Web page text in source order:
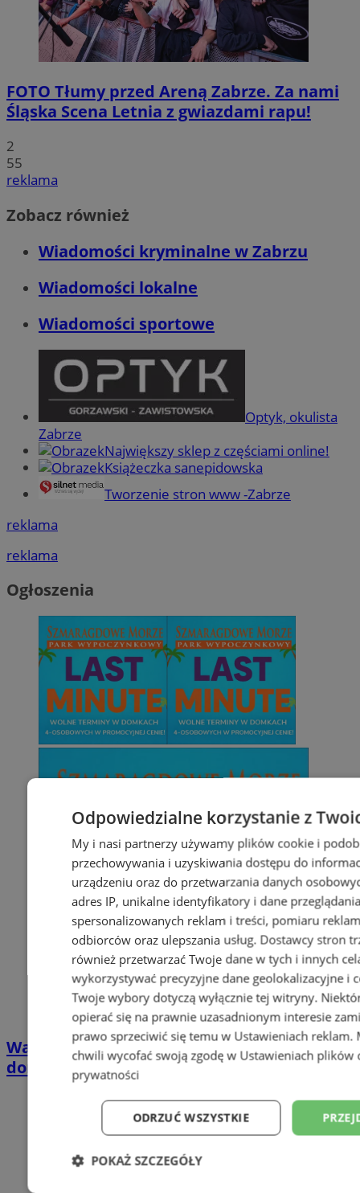
FOTO Tłumy przed Areną Zabrze. Za nami
Śląska Scena Letnia z gwiazdami rapu!
2
55
reklama
Zobacz również
Wiadomości kryminalne w Zabrzu
Wiadomości lokalne
Wiadomości sportowe
Optyk, okulista
Zabrze
Największy sklep z częściami online!
Książeczka sanepidowska
Tworzenie stron www -Zabrze
reklama
reklama
Ogłoszenia
Wakacyjny wypoczynek nad Bałtykiem w
domkach Szmaragdowe Morze
Odpowiedzialne korzystanie z
My i nasi partnerzy używamy plików cookie i
przechowywania i uzyskiwania dostępu do
urządzeniu oraz do przetwarzania danych
adres IP, unikalne identyfikatory i dane
spersonalizowanych reklam i treści, pomiaru
odbiorców oraz ulepszania usług. Dostawcy stron
również przetwarzać Twoje dane w tych i innych
wykorzystywać precyzyjne dane geolokalizacyjne i
Twoje wybory dotyczą wyłącznie tej witryny.
opierać się na prawnie uzasadnionym interesie
prawo sprzeciwić się temu w Ustawieniach reklam.
chwili wycofać swoją zgodę w Ustawieniach plików
prywatności
ODRZUĆ WSZYSTKIE
POKAŻ SZCZEGÓŁY